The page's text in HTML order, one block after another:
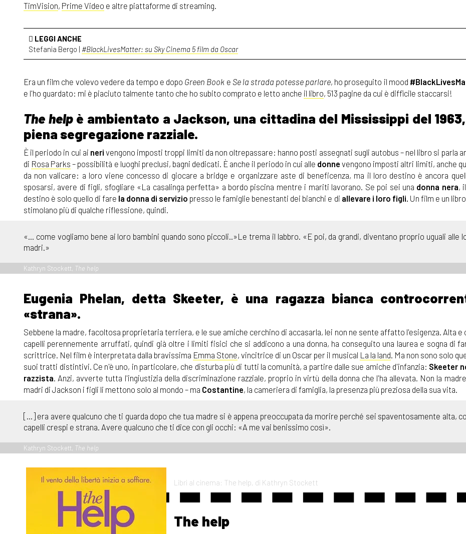
TimVision, Prime Video e altre piattaforme di streaming.
LEGGI ANCHE
Stefania Bergo | #BlackLivesMatter: su Sky Cinema 5 film da Oscar
Era un film che volevo vedere da tempo e dopo Green Book e Se la strada potesse parlare, ho proseguito il mood
e l'ho guardato: mi è piaciuto talmente tanto che ho subito comprato e letto anche il libro, 513 pagine da cui è difficile staccarsi!
The helpè ambientato a Jackson, una cittadina del Mississippi del
piena segregazione razziale.
È il periodo in cui ai neri vengono imposti troppi limiti da non oltrepassare: hanno posti assegnati sugli autobus – nel libro si parla
di Rosa Parks – possibilità e luoghi preclusi, bagni dedicati. È anche il periodo in cui alle donne vengono imposti altri limiti, anche
da non valicare: a loro viene concesso di giocare a bridge e organizzare aste di beneficenza, ma il loro destino è ancora
sposarsi, avere di figli, sfogliare «La casalinga perfetta» a bordo piscina mentre i mariti lavorano. Se poi sei una donna nera,
destino è solo quello di fare la donna di servizio presso le famiglie benestanti dei bianchi e di allevare i loro figli. Un film e un
stimolano più di qualche riflessione, quindi.
«... come vogliamo bene ai loro bambini quando sono piccoli..»Le trema il labbro. «E poi, da grandi, diventano proprio uguali alle
madri.»
Kathryn Stockett, The help
Eugenia Phelan, detta Skeeter, è una ragazza bianca
«strana».
Sebbene la madre, facoltosa proprietaria terriera, e le sue amiche cerchino di accasarla, lei non ne sente affatto l'esigenza. Alta e
capelli perennemente arruffati, quindi già oltre i limiti fisici che si addicono a una donna, ha conseguito una laurea e sogna di
scrittrice. Nel film è interpretata dalla bravissima Emma Stone, vincitrice di un Oscar per il musical La la land. Ma non sono solo
suoi tratti distintivi. Ce n'è uno, in particolare, che disturba più di tutti la comunità, a partire dalle sue amiche d'infanzia: Skeeter
razzista. Anzi, avverte tutta l'ingiustizia della discriminazione razziale, proprio in virtù della donna che l'ha allevata. Non la
madri di Jackson i figli li mettono solo al mondo – ma Costantine, la cameriera di famiglia, la presenza più preziosa della sua vita.
[...] era avere qualcuno che ti guarda dopo che tua madre si è appena preoccupata da morire perché sei spaventosamente alta,
capelli crespi e strana. Avere qualcuno che ti dice con gli occhi: «A me vai benissimo così».
Kathryn Stockett, The help
Libri al cinema: The help, di Kathryn Stockett
The help